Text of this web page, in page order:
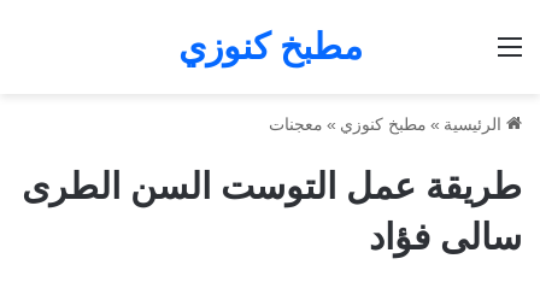
مطبخ كنوزي
الرئيسية » مطبخ كنوزي » معجنات
طريقة عمل التوست السن الطرى
سالى فؤاد